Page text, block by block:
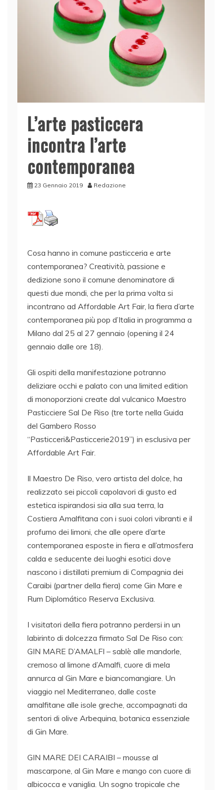
L’arte pasticcera
incontra l’arte
contemporanea
23 Gennaio 2019 Redazione
Cosa hanno in comune pasticceria e arte
contemporanea? Creatività, passione e
dedizione sono il comune denominatore di
questi due mondi, che per la prima volta si
incontrano ad Affordable Art Fair, la fiera d’arte
contemporanea più pop d’Italia in programma a
Milano dal 25 al 27 gennaio (opening il 24
gennaio dalle ore 18).
Gli ospiti della manifestazione potranno
deliziare occhi e palato con una limited edition
di monoporzioni create dal vulcanico Maestro
Pasticciere Sal De Riso (tre torte nella Guida
del Gambero Rosso
“Pasticceri&Pasticcerie2019”) in esclusiva per
Affordable Art Fair.
Il Maestro De Riso, vero artista del dolce, ha
realizzato sei piccoli capolavori di gusto ed
estetica ispirandosi sia alla sua terra, la
Costiera Amalfitana con i suoi colori vibranti e il
profumo dei limoni, che alle opere d’arte
contemporanea esposte in fiera e all’atmosfera
calda e seducente dei luoghi esotici dove
nascono i distillati premium di Compagnia dei
Caraibi (partner della fiera) come Gin Mare e
Rum Diplomático Reserva Exclusiva.
I visitatori della fiera potranno perdersi in un
labirinto di dolcezza firmato Sal De Riso con:
GIN MARE D’AMALFI – sablè alle mandorle,
cremoso al limone d’Amalfi, cuore di mela
annurca al Gin Mare e biancomangiare. Un
viaggio nel Mediterraneo, dalle coste
amalfitane alle isole greche, accompagnati da
sentori di olive Arbequina, botanica essenziale
di Gin Mare.
GIN MARE DEI CARAIBI – mousse al
mascarpone, al Gin Mare e mango con cuore di
albicocca e vaniglia. Un sogno tropicale che